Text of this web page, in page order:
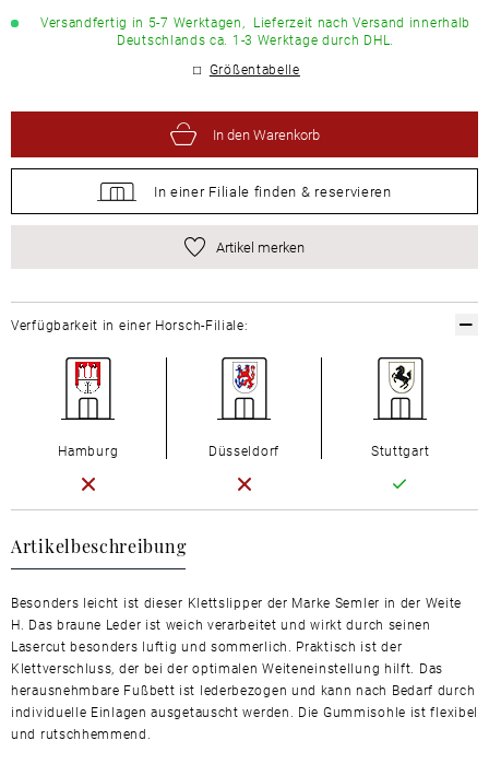
Versandfertig in 5-7 Werktagen, Lieferzeit nach Versand innerhalb
Deutschlands ca. 1-3 Werktage durch DHL.
Größentabelle
In den Warenkorb
In einer Filiale finden & reservieren
Artikel merken
Artikelbeschreibung
Besonders leicht ist dieser Klettslipper der Marke Semler in der Weite
H. Das braune Leder ist weich verarbeitet und wirkt durch seinen
Lasercut besonders luftig und sommerlich. Praktisch ist der
Klettverschluss, der bei der optimalen Weiteneinstellung hilft. Das
herausnehmbare Fußbett ist lederbezogen und kann nach Bedarf durch
individuelle Einlagen ausgetauscht werden. Die Gummisohle ist flexibel
und rutschhemmend.
Verfügbarkeit in einer Horsch-Filiale:
Hamburg Düsseldorf Stuttgart